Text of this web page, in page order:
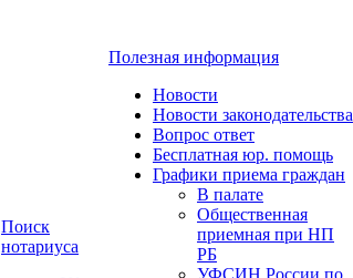
Поиск
нотариуса
Полезная информация
Новости
Новости законодательства
Вопрос ответ
Бесплатная юр. помощь
Графики приема граждан
В палате
Общественная
приемная при НП
РБ
УФСИН России по